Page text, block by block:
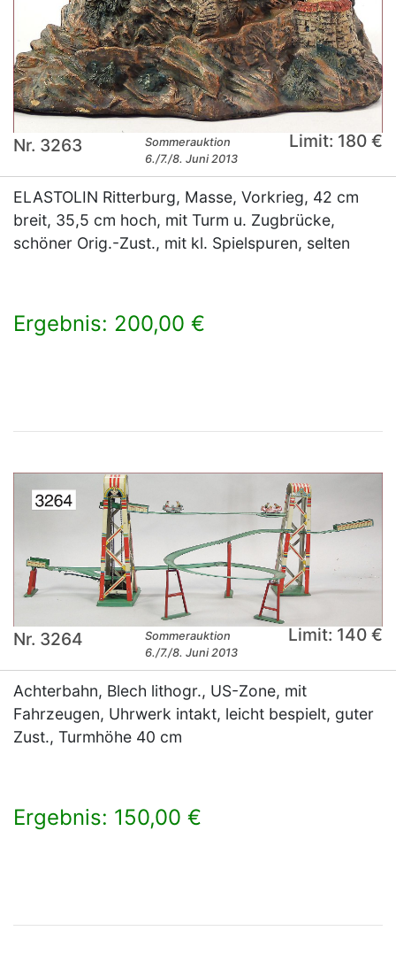
Nr. 3263
Sommerauktion
6./7./8. Juni 2013
Limit: 180 €
ELASTOLIN Ritterburg, Masse, Vorkrieg, 42 cm
breit, 35,5 cm hoch, mit Turm u. Zugbrücke,
schöner Orig.-Zust., mit kl. Spielspuren, selten
Ergebnis: 200,00 €
Nr. 3264
Sommerauktion
6./7./8. Juni 2013
Limit: 140 €
Achterbahn, Blech lithogr., US-Zone, mit
Fahrzeugen, Uhrwerk intakt, leicht bespielt, guter
Zust., Turmhöhe 40 cm
Ergebnis: 150,00 €